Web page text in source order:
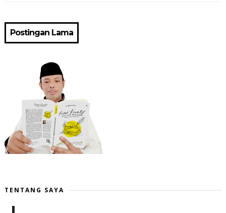
Postingan Lama
TENTANG SAYA